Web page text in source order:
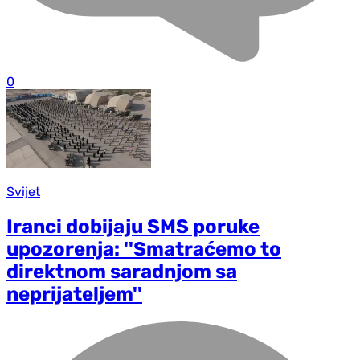
0
Svijet
Iranci dobijaju SMS poruke
upozorenja: ''Smatraćemo to
direktnom saradnjom sa
neprijateljem''